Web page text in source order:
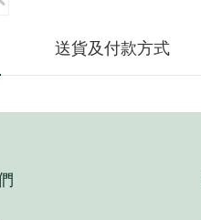
送貨及付款方式